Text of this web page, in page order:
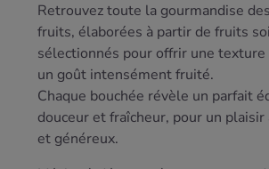
Retrouvez toute la gourmandise
fruits, élaborées à partir de fruits
sélectionnés pour offrir une
un goût intensément fruité.
Chaque bouchée révèle un parfait
douceur et fraîcheur, pour un
et généreux.